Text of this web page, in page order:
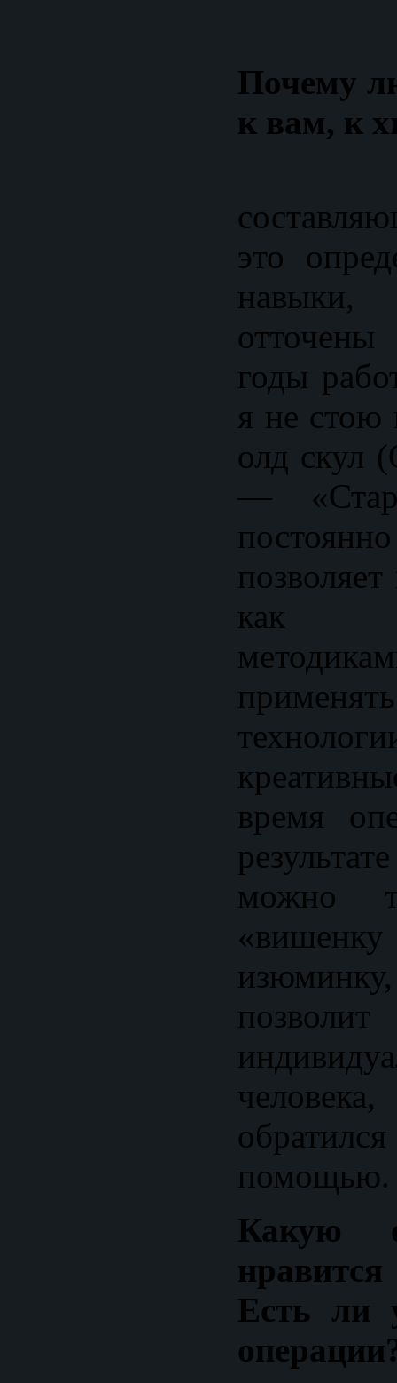
Почему
к вам, к
это
навыки,
годы
я не стою
олд скул
—
как
время
можно
помощью.
Какую
Есть ли